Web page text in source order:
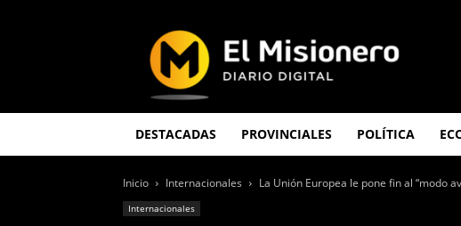
Misionero
DESTACADAS PROVINCIALES POLÍTICA
Inicio Internacionales La Unión Europea le pone fin al “modo
Internacionales